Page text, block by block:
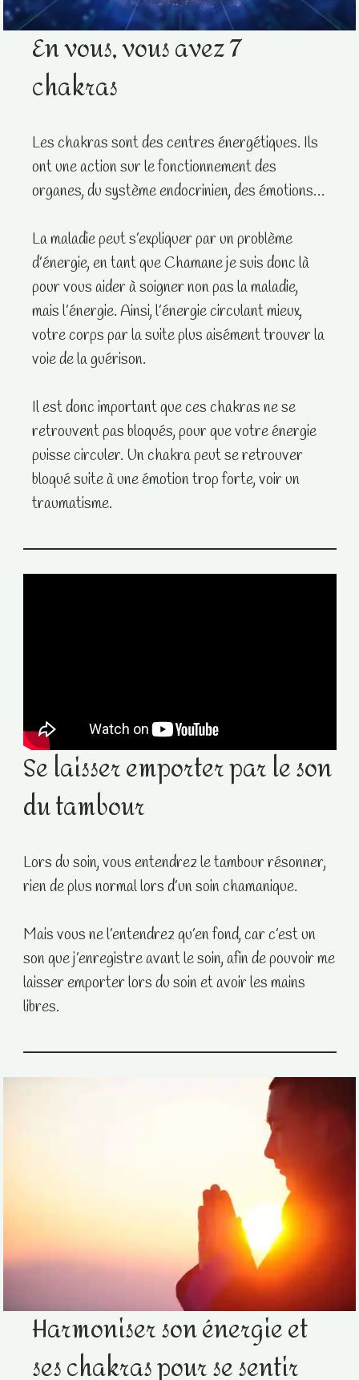
En vous, vous avez 7
chakras
Les chakras sont des centres énergétiques. Ils
ont une action sur le fonctionnement des
organes, du système endocrinien, des émotions…
La maladie peut s’expliquer par un problème
d’énergie, en tant que Chamane je suis donc là
pour vous aider à soigner non pas la maladie,
mais l’énergie. Ainsi, l’énergie circulant mieux,
votre corps par la suite plus aisément trouver la
voie de la guérison.
Il est donc important que ces chakras ne se
retrouvent pas bloqués, pour que votre énergie
puisse circuler. Un chakra peut se retrouver
bloqué suite à une émotion trop forte, voir un
traumatisme.
Se laisser emporter par le son
du tambour
Lors du soin, vous entendrez le tambour résonner,
rien de plus normal lors d’un soin chamanique.
Mais vous ne l’entendrez qu’en fond, car c’est un
son que j’enregistre avant le soin, afin de pouvoir me
laisser emporter lors du soin et avoir les mains
libres.
Harmoniser son énergie et
ses chakras pour se sentir